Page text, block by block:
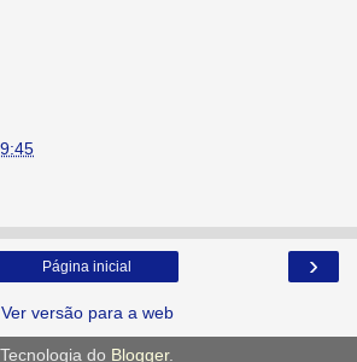
›
Página inicial
Ver versão para a web
Tecnologia do Blogger.